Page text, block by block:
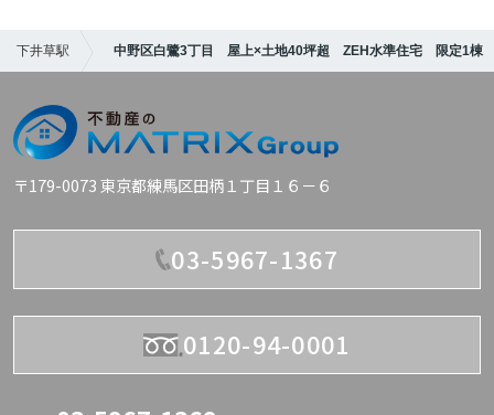
下井草駅 中野区白鷺3丁目 屋上×土地40坪超 ZEH水準住宅 限定1棟
〒179-0073 東京都練馬区田柄１丁目１６－６
03-5967-1367
0120-94-0001